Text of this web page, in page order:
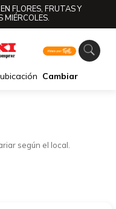
EN FLORES, FRUTAS Y
MIÉRCOLES.
Cambiar
según el local.